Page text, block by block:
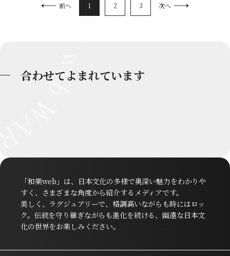
前へ 1 2 3 次へ
合わせてよまれています
「和樂web」は、日本文化の多様で奥深い魅力をわかりや
すく、さまざまな角度から紹介するメディアです。
美しく、ラグジュアリーで、格調高いながらも時にはロッ
ク。伝統を守り継ぎながらも進化を続ける、幽遠な日本文
化の世界をお楽しみください。